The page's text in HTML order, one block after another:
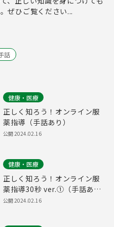
ぜひご覧ください...
話
健康・医療
正しく知ろう！オンライン服
薬指導（手話あり）
公開2024.02.16
健康・医療
正しく知ろう！オンライン服
薬指導30秒 ver.①（手話あ
り）
公開2024.02.16